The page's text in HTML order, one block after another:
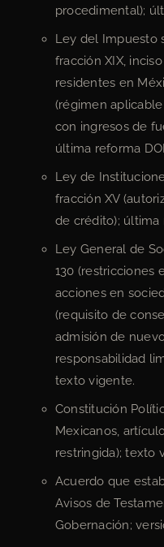
procedimental);
Ley del Impuesto
fracción XIX,
residentes en
(régimen
con ingresos de
última reforma
Ley de
fracción XV
de crédito); última
Ley General de
130 (restricciones
acciones en
(requisito de
admisión de
responsabilidad
texto vigente.
Constitución
Mexicanos,
restringida); texto
Acuerdo que
Avisos de
Gobernación;